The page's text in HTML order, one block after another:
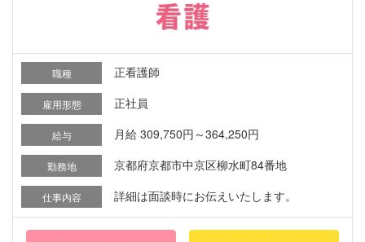
職種 正看護師
雇用形態 正社員
給与 月給 309,750円～364,250円
勤務地 京都府京都市中京区柳水町84番地
仕事内容 詳細は面談時にお伝えいたします。